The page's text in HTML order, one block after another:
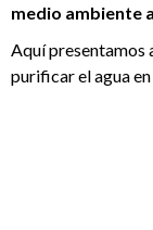
medio ambiente
Aquí presentamos
purificar el agua